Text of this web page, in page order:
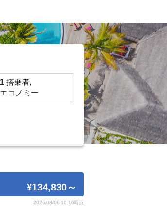
1 搭乗者,
エコノミー
¥134,830～
2026/08/06 10:10時点